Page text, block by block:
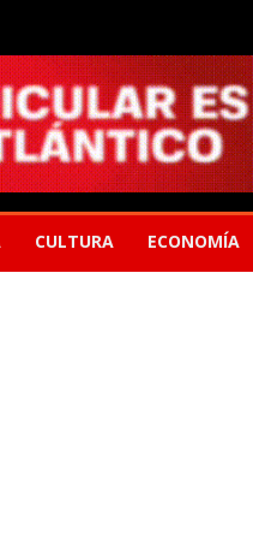
CULTURA ECONOMÍA